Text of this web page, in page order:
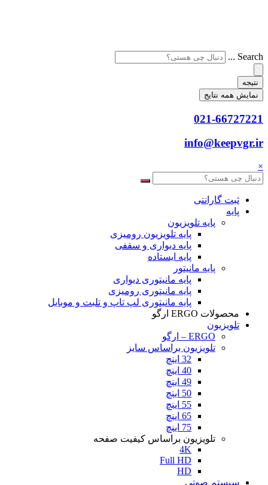
Search ...
نتیجه
نمایش همه نتایج
021-66727221
info@keepvgr.ir
×
ثبت گارانتی
پایه
پایه تلویزیون
پایه تلویزیون رومیزی
پایه دیواری و سقفی
پایه ایستاده
پایه مانیتور
پایه مانیتوری دیواری
پایه مانیتوری رومیزی
پایه مانیتوری لپ تاپ و تلبت و موبایل
محصولات ERGO ارگو
تلویزیون
ERGO – ارگو
تلویزیون براساس سایز
32 اینچ
40 اینچ
49 اینچ
50 اینچ
55 اینچ
65 اینچ
75 اینچ
تلویزیون براساس کیفیت صفحه
4K
Full HD
HD
سیستم صوتی